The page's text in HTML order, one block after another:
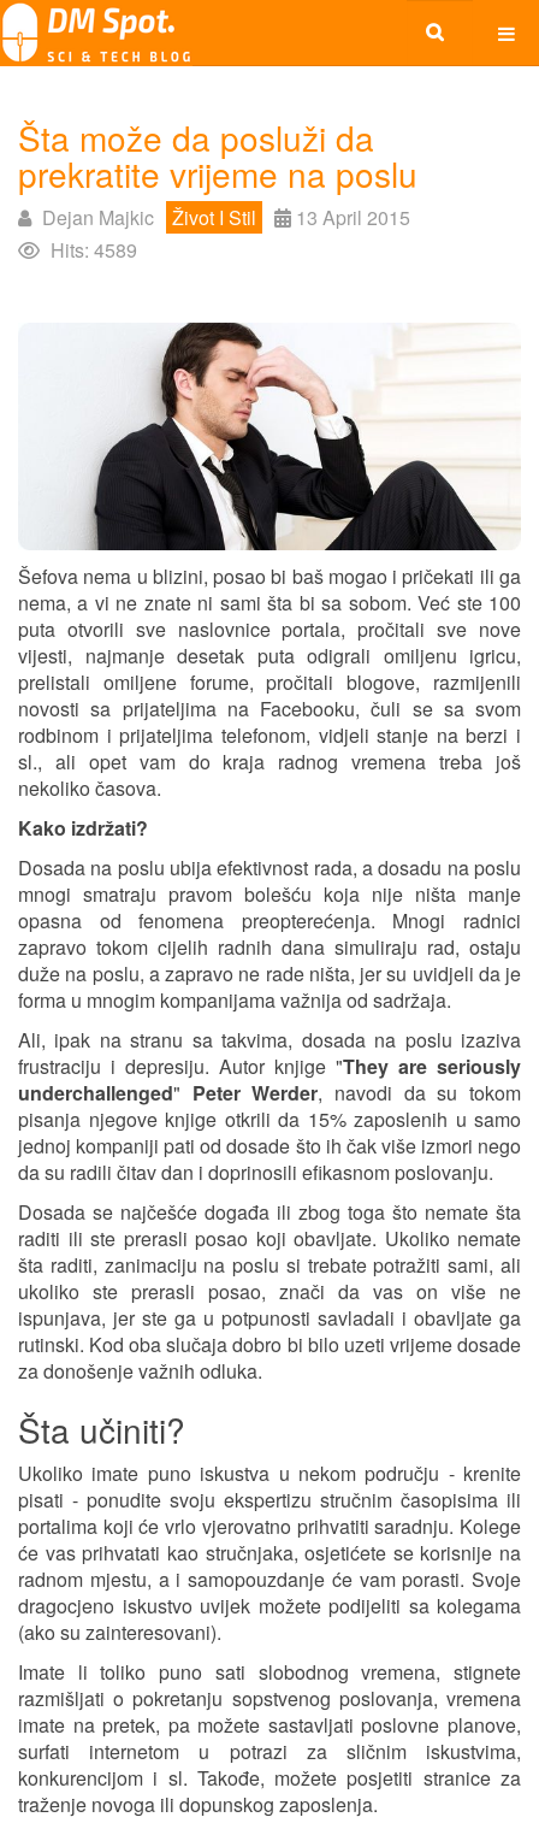
Šta može da posluži da
prekratite vrijeme na poslu
Dejan Majkic Život I Stil
13 April 2015
Hits: 4589
Šefova nema u blizini, posao bi baš mogao i pričekati ili ga
nema, a vi ne znate ni sami šta bi sa sobom. Već ste 100
puta otvorili sve naslovnice portala, pročitali sve nove
vijesti, najmanje desetak puta odigrali omiljenu igricu,
prelistali omiljene forume, pročitali blogove, razmijenili
novosti sa prijateljima na Facebooku, čuli se sa svom
rodbinom i prijateljima telefonom, vidjeli stanje na berzi i
sl., ali opet vam do kraja radnog vremena treba još
nekoliko časova.
Kako izdržati?
Dosada na poslu ubija efektivnost rada, a dosadu na poslu
mnogi smatraju pravom bolešću koja nije ništa manje
opasna od fenomena preopterećenja. Mnogi radnici
zapravo tokom cijelih radnih dana simuliraju rad, ostaju
duže na poslu, a zapravo ne rade ništa, jer su uvidjeli da je
forma u mnogim kompanijama važnija od sadržaja.
Ali, ipak na stranu sa takvima, dosada na poslu izaziva
frustraciju i depresiju. Autor knjige "They are seriously
underchallenged" Peter Werder, navodi da su tokom
pisanja njegove knjige otkrili da 15% zaposlenih u samo
jednoj kompaniji pati od dosade što ih čak više izmori nego
da su radili čitav dan i doprinosili efikasnom poslovanju.
Dosada se najčešće događa ili zbog toga što nemate šta
raditi ili ste prerasli posao koji obavljate. Ukoliko nemate
šta raditi, zanimaciju na poslu si trebate potražiti sami, ali
ukoliko ste prerasli posao, znači da vas on više ne
ispunjava, jer ste ga u potpunosti savladali i obavljate ga
rutinski. Kod oba slučaja dobro bi bilo uzeti vrijeme dosade
za donošenje važnih odluka.
Šta učiniti?
Ukoliko imate puno iskustva u nekom području - krenite
pisati - ponudite svoju ekspertizu stručnim časopisima ili
portalima koji će vrlo vjerovatno prihvatiti saradnju. Kolege
će vas prihvatati kao stručnjaka, osjetićete se korisnije na
radnom mjestu, a i samopouzdanje će vam porasti. Svoje
dragocjeno iskustvo uvijek možete podijeliti sa kolegama
(ako su zainteresovani).
Imate li toliko puno sati slobodnog vremena, stignete
razmišljati o pokretanju sopstvenog poslovanja, vremena
imate na pretek, pa možete sastavljati poslovne planove,
surfati internetom u potrazi za sličnim iskustvima,
konkurencijom i sl. Takođe, možete posjetiti stranice za
traženje novoga ili dopunskog zaposlenja.